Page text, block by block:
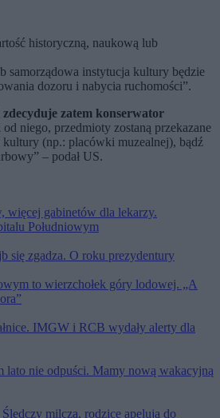
historyczną, naukową lub
samorządowa instytucja kultury będzie
dozoru i nabycia ruchomości”.
zatem konserwator
od niego, przedmioty zostaną przekazane
(np.: placówki muzealnej), bądź
– podał US.
więcej gabinetów dla lekarzy.
Południowym
się zgadza. O roku prezydentury
to wierzchołek góry lodowej. „A
IMGW i RCB wydały alerty dla
lato nie odpuści. Mamy nową wakacyjną
milczą, rodzice apelują do